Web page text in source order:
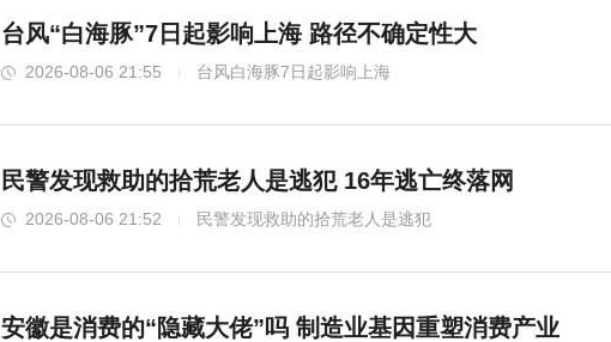
台风“白海豚”7日起影响上海 路径不确定性大
2026-08-06 21:55 台风白海豚7日起影响上海
民警发现救助的拾荒老人是逃犯 16年逃亡终落网
2026-08-06 21:52 民警发现救助的拾荒老人是逃犯
安徽是消费的“隐藏大佬”吗 制造业基因重塑消费产业